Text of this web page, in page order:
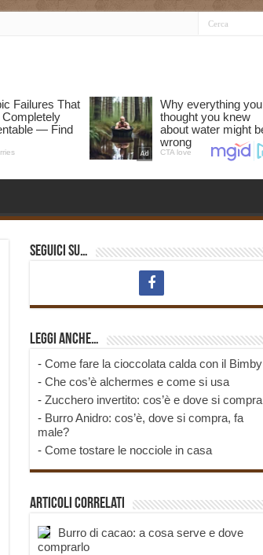
Seguici su…
Leggi anche…
- Come fare la cioccolata calda con il Bimby
- Che cos’è alchermes e come si usa
- Zucchero invertito: cos’è e dove si compra
- Burro Anidro: cos’è, dove si compra, fa
male?
- Come tostare le nocciole in casa
Articoli correlati
Burro di cacao: a cosa serve e dove
comprarlo